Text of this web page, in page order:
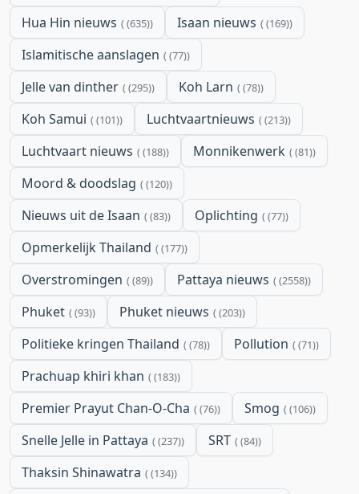
Hua Hin nieuws (635) Isaan nieuws (169)
Islamitische aanslagen (77)
Jelle van dinther (295) Koh Larn (78)
Koh Samui (101) Luchtvaartnieuws (213)
Luchtvaart nieuws (188) Monnikenwerk (81)
Moord & doodslag (120)
Nieuws uit de Isaan (83) Oplichting (77)
Opmerkelijk Thailand (177)
Overstromingen (89) Pattaya nieuws (2558)
Phuket (93) Phuket nieuws (203)
Politieke kringen Thailand (78) Pollution (71)
Prachuap khiri khan (183)
Premier Prayut Chan-O-Cha (76) Smog (106)
Snelle Jelle in Pattaya (237) SRT (84)
Thaksin Shinawatra (134)